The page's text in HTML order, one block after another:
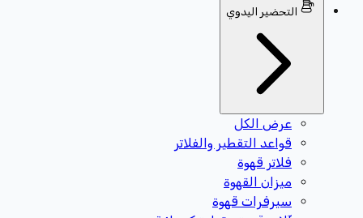
التحضير اليدوي
عرض الكل
قواعد التقطير والفلاتر
فلاتر قهوة
ميزان القهوة
سيرفرات قهوة